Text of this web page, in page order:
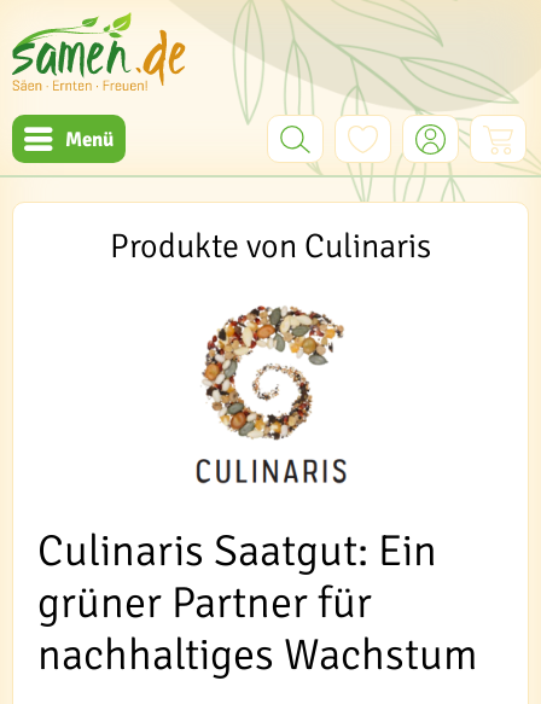
Menü
Produkte von Culinaris
Culinaris Saatgut: Ein
grüner Partner für
nachhaltiges Wachstum